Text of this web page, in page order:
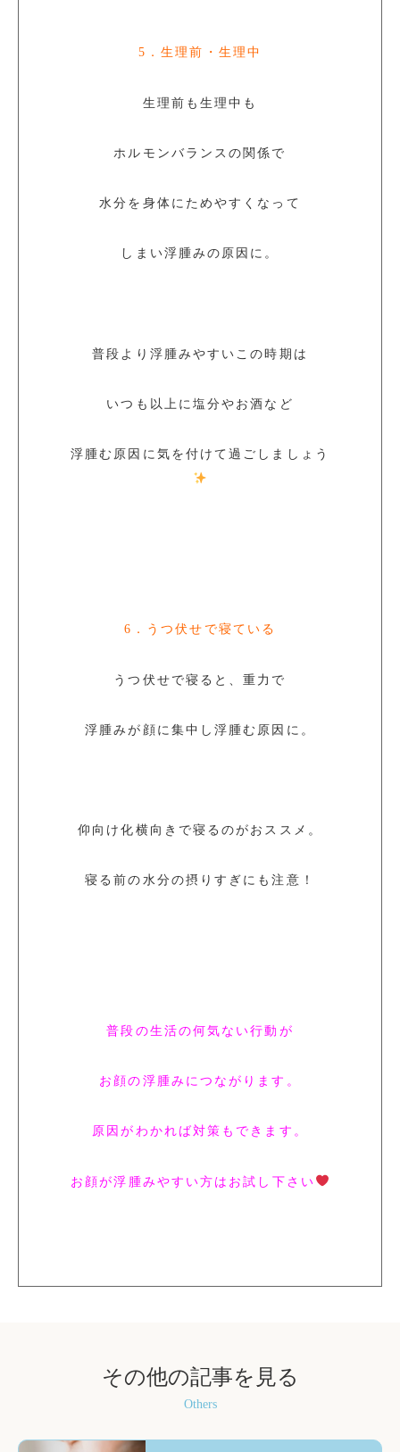
5．生理前・生理中
生理前も生理中も
ホルモンバランスの関係で
水分を身体にためやすくなって
しまい浮腫みの原因に。
普段より浮腫みやすいこの時期は
いつも以上に塩分やお酒など
浮腫む原因に気を付けて過ごしましょう
6．うつ伏せで寝ている
うつ伏せで寝ると、重力で
浮腫みが顔に集中し浮腫む原因に。
仰向け化横向きで寝るのがおススメ。
寝る前の水分の摂りすぎにも注意！
普段の生活の何気ない行動が
お顔の浮腫みにつながります。
原因がわかれば対策もできます。
お顔が浮腫みやすい方はお試し下さい
その他の記事を見る
Others